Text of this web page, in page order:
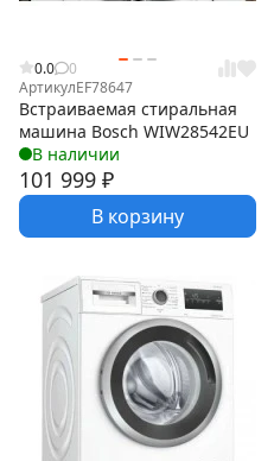
0.0
0
АртикулEF78647
Встраиваемая стиральная
машина Bosch WIW28542EU
В наличии
101 999 ₽
В корзину